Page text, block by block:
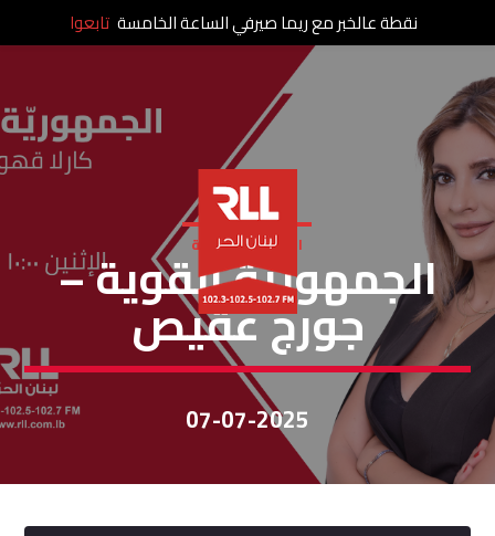
الجمهورية القوية
الجمهورية القوية –
جورج عقيص
07-07-2025
نقطة عالخبر مع ريما صيرفي الساعة الخامسة تابعوا